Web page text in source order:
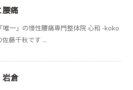
腰痛
唯一」の慢性腰痛専門整体院 心和 -koko
藤千秋です ...
倉